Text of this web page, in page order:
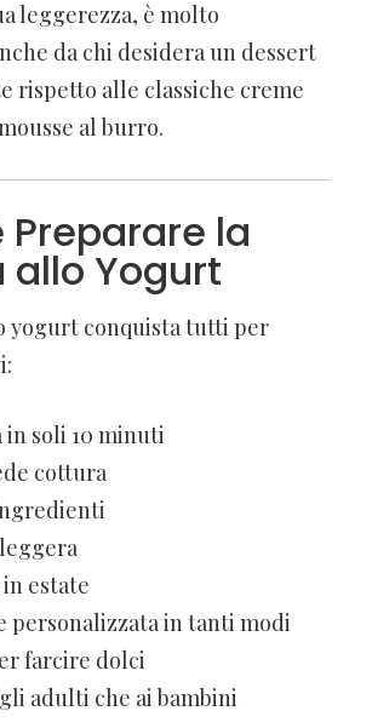
leggerezza, è molto
da chi desidera un dessert
rispetto alle classiche creme
al burro.
Preparare la
allo Yogurt
yogurt conquista tutti per
in soli 10 minuti
cottura
estate
personalizzata in tanti modi
farcire dolci
adulti che ai bambini